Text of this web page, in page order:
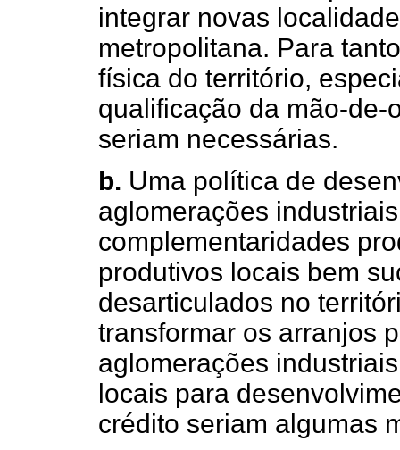
integrar novas
metropolitana. Para
física do território,
qualificação da mão-de-
seriam necessárias.
b. Uma política de
aglomerações
complementaridades
produtivos locais bem
desarticulados no
transformar os arranjos
aglomerações
locais para
crédito seriam algumas